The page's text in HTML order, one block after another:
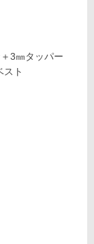
3㎜タッパー
ト